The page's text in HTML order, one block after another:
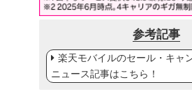
参考記事
楽天モバイルのセール・キャ
ニュース記事はこちら！